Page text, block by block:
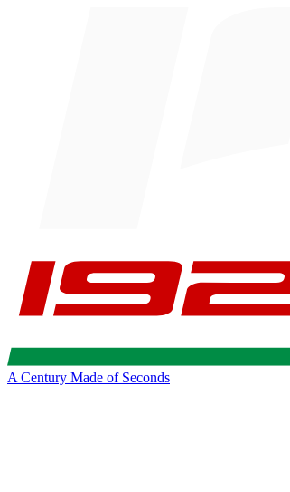
A Century Made of Seconds